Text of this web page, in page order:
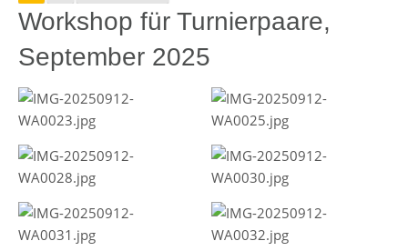
Workshop für Turnierpaare,
September 2025